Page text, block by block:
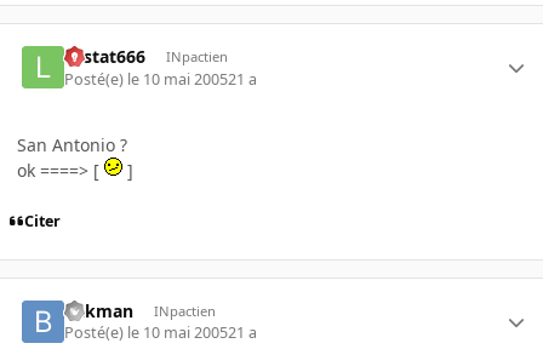
Lestat666 INpactien
Posté(e) le 10 mai 200521 a
San Antonio ?
ok ====> [
]
Citer
bakman INpactien
Posté(e) le 10 mai 200521 a